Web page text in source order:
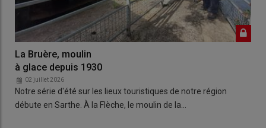
La Bruère, moulin
à glace depuis 1930
02 juillet 2026
Notre série d'été sur les lieux touristiques de notre région
débute en Sarthe. À la Flèche, le moulin de la…